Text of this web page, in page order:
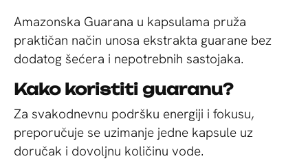
Amazonska Guarana u kapsulama pruža
praktičan način unosa ekstrakta guarane bez
dodatog šećera i nepotrebnih sastojaka.
Kako koristiti guaranu?
Za svakodnevnu podršku energiji i fokusu,
preporučuje se uzimanje jedne kapsule uz
doručak i dovoljnu količinu vode.